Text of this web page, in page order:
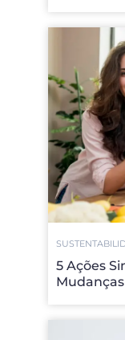
5 Ações